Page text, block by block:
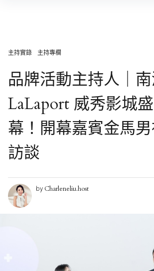
主持實錄 主持專欄
品牌活動主持人｜
LaLaport 威秀影城
幕！開幕嘉賓金馬
訪談
by Charleneliu.host